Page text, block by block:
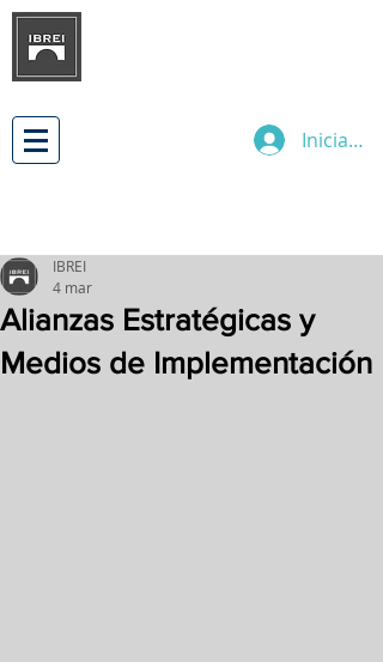
Iniciar
Alianzas Estratégicas y
Medios de Implementación
IBREI
4 mar